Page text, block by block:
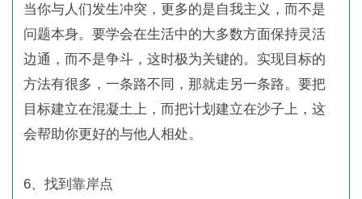
当你与人们发生冲突，更多的是自我主义，而不是
问题本身。要学会在生活中的大多数方面保持灵活
边通，而不是争斗，这时极为关键的。实现目标的
方法有很多，一条路不同，那就走另一条路。要把
目标建立在混凝土上，而把计划建立在沙子上，这
会帮助你更好的与他人相处。
6、找到靠岸点